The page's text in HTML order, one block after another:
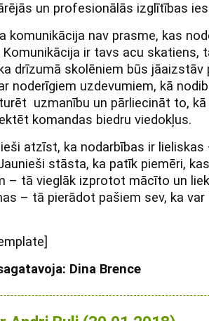
un profesionālās izglītības
komunikācija nav prasme, kas
ir tavs acu skatiens,
drīzumā skolēniem būs jāaizstāv
noderīgiem uzdevumiem, kā
uzmanību un pārliecināt to,
komandas biedru viedokļus.
atzīst, ka nodarbības ir
stāsta, ka patīk piemēri,
– tā vieglāk izprotot mācīto un
– tā pierādot pašiem sev, ka var
Dina Brence